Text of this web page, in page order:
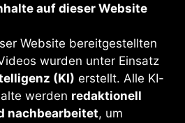
auf dieser Website
Website bereitgestellten
wurden unter Einsatz
(KI) erstellt. Alle KI-
werden redaktionell
nachbearbeitet, um